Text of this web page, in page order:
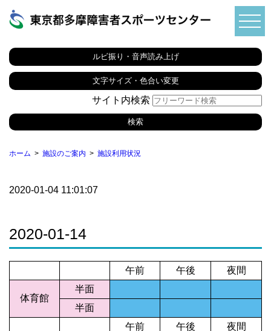
ルビ振り・音声読み上げ
文字サイズ・色合い変更
サイト内検索
ホーム 施設のご案内 施設利用状況
2020-01-04 11:01:07
2020-01-14
午前 午後 夜間
体育館
半面
半面
午前
午後 夜間